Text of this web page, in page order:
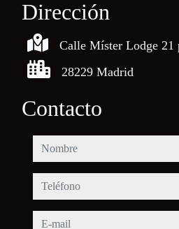
Dirección
Calle Míster Lodge 21
28229 Madrid
Contacto
nombre
teléfono
e-mail